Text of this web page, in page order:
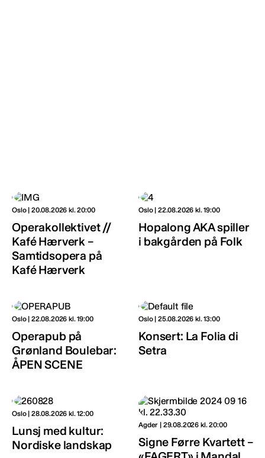
Oslo | 20.08.2026 kl. 20:00
Operakollektivet //
Kafé Hærverk –
Samtidsopera på
Kafé Hærverk
Oslo | 22.08.2026 kl. 19:00
Hopalong AKA spiller
i bakgården på Folk
Oslo | 22.08.2026 kl. 19:00
Operapub på
Grønland Boulebar:
ÅPEN SCENE
Oslo | 25.08.2026 kl. 13:00
Konsert: La Folia di
Setra
Oslo | 28.08.2026 kl. 12:00
Lunsj med kultur:
Nordiske landskap
Agder | 29.08.2026 kl. 20:00
Signe Førre Kvartett –